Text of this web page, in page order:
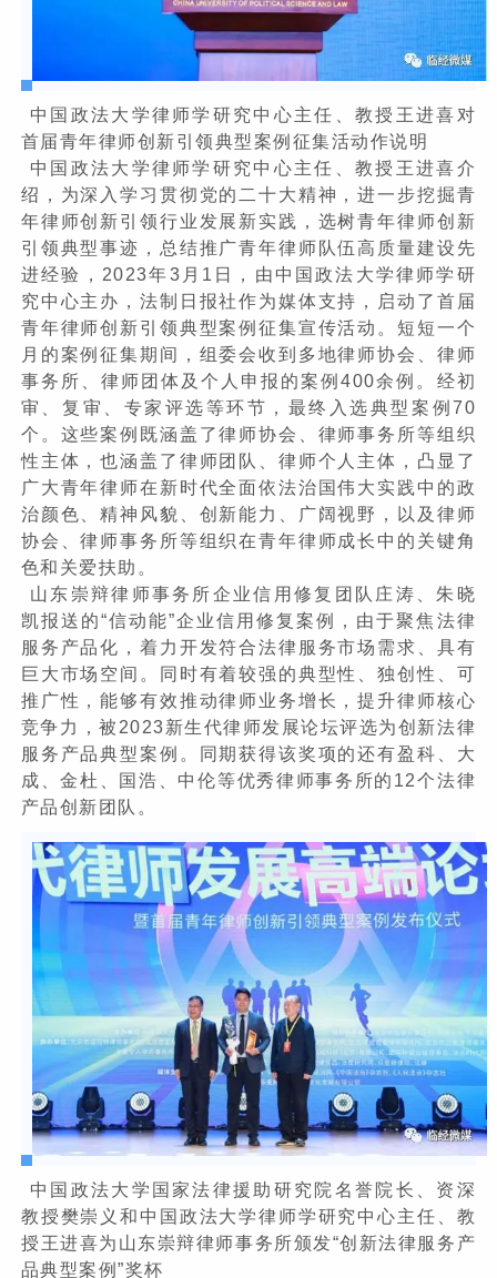
中国政法大学律师学研究中心主任、教授王进喜对
首届青年律师创新引领典型案例征集活动作说明
中国政法大学律师学研究中心主任、教授王进喜介
绍，为深入学习贯彻党的二十大精神，进一步挖掘青
年律师创新引领行业发展新实践，选树青年律师创新
引领典型事迹，总结推广青年律师队伍高质量建设先
进经验，2023年3月1日，由中国政法大学律师学研
究中心主办，法制日报社作为媒体支持，启动了首届
青年律师创新引领典型案例征集宣传活动。短短一个
月的案例征集期间，组委会收到多地律师协会、律师
事务所、律师团体及个人申报的案例400余例。经初
审、复审、专家评选等环节，最终入选典型案例70
个。这些案例既涵盖了律师协会、律师事务所等组织
性主体，也涵盖了律师团队、律师个人主体，凸显了
广大青年律师在新时代全面依法治国伟大实践中的政
治颜色、精神风貌、创新能力、广阔视野，以及律师
协会、律师事务所等组织在青年律师成长中的关键角
色和关爱扶助。
山东崇辩律师事务所企业信用修复团队庄涛、朱晓
凯报送的“信动能”企业信用修复案例，由于聚焦法律
服务产品化，着力开发符合法律服务市场需求、具有
巨大市场空间。同时有着较强的典型性、独创性、可
推广性，能够有效推动律师业务增长，提升律师核心
竞争力，被2023新生代律师发展论坛评选为创新法律
服务产品典型案例。同期获得该奖项的还有盈科、大
成、金杜、国浩、中伦等优秀律师事务所的12个法律
产品创新团队。
中国政法大学国家法律援助研究院名誉院长、资深
教授樊崇义和中国政法大学律师学研究中心主任、教
授王进喜为山东崇辩律师事务所颁发“创新法律服务产
品典型案例”奖杯